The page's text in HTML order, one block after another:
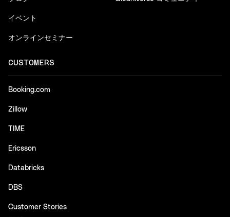
イベント
オンラインセミナー
CUSTOMERS
Booking.com
Zillow
TIME
Ericsson
Databricks
DBS
Customer Stories